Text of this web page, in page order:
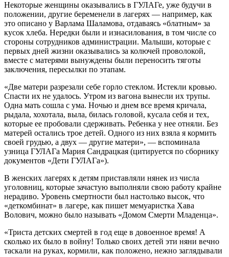
Некоторые женщины оказывались в ГУЛАГе, уже будучи в
положении, другие беременели в лагерях — например, как
это описано у Варлама Шаламова, отдаваясь «блатным» за
кусок хлеба. Нередки были и изнасилования, в том числе со
стороны сотрудников администрации. Малыши, которые с
первых дней жизни оказывались за колючей проволокой,
вместе с матерями вынуждены были переносить тяготы
заключения, пересылки по этапам.
«Две матери разрезали себе горло стеклом. Истекли кровью.
Спасти их не удалось. Утром из вагона вынесли их трупы.
Одна мать сошла с ума. Ночью и днем все время кричала,
рыдала, хохотала, выла, билась головой, кусала себя и тех,
которые ее пробовали сдерживать. Ребенка у нее отняли. Без
матерей остались трое детей. Одного из них взяла я кормить
своей грудью, а двух — другие матери», — вспоминала
узница ГУЛАГа Мария Сандрацкая (цитируется по сборнику
документов «Дети ГУЛАГа»).
В женских лагерях к детям приставляли нянек из числа
уголовниц, которые зачастую выполняли свою работу крайне
нерадиво. Уровень смертности был настолько высок, что
«деткомбинат» в лагере, как пишет мемуаристка Хава
Волович, можно было называть «Домом Смерти Младенца».
«Триста детских смертей в год еще в довоенное время! А
сколько их было в войну! Только своих детей эти няни вечно
таскали на руках, кормили, как положено, нежно заглядывали